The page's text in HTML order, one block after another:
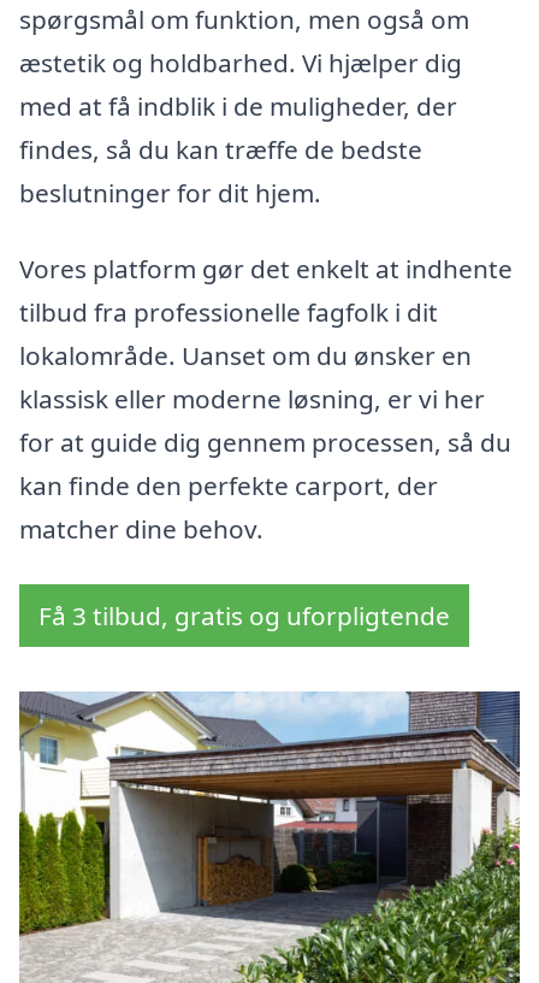
spørgsmål om funktion, men også om
æstetik og holdbarhed. Vi hjælper dig
med at få indblik i de muligheder, der
findes, så du kan træffe de bedste
beslutninger for dit hjem.
Vores platform gør det enkelt at indhente
tilbud fra professionelle fagfolk i dit
lokalområde. Uanset om du ønsker en
klassisk eller moderne løsning, er vi her
for at guide dig gennem processen, så du
kan finde den perfekte carport, der
matcher dine behov.
Få 3 tilbud, gratis og uforpligtende